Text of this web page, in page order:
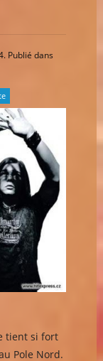
. Publié dans
tient si fort
Pole Nord.